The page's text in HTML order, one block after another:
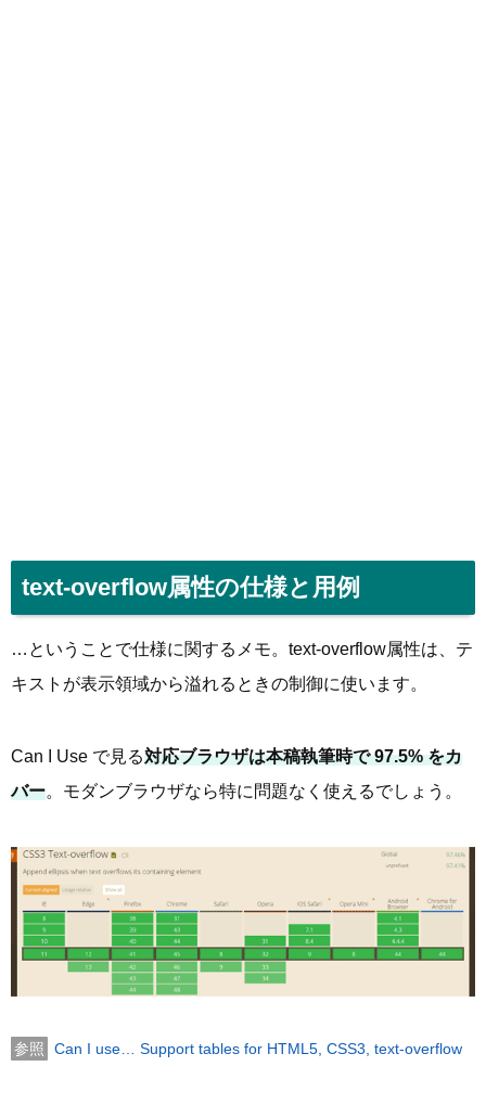
text-overflow属性の仕様と用例
…ということで仕様に関するメモ。text-overflow属性は、テ
キストが表示領域から溢れるときの制御に使います。
Can I Use で見る対応ブラウザは本稿執筆時で 97.5% をカ
バー。モダンブラウザなら特に問題なく使えるでしょう。
Can I use… Support tables for HTML5, CSS3, text-overflow